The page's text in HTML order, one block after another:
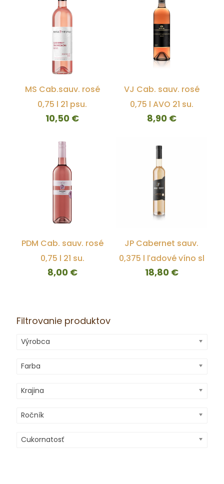
MS Cab.sauv. rosé
0,75 l 21 psu.
10,50 €
VJ Cab. sauv. rosé
0,75 l AVO 21 su.
8,90 €
PDM Cab. sauv. rosé
0,75 l 21 su.
8,00 €
JP Cabernet sauv.
0,375 l ľadové víno sl
18,80 €
Filtrovanie produktov
Výrobca
Farba
Krajina
Ročník
Cukornatosť